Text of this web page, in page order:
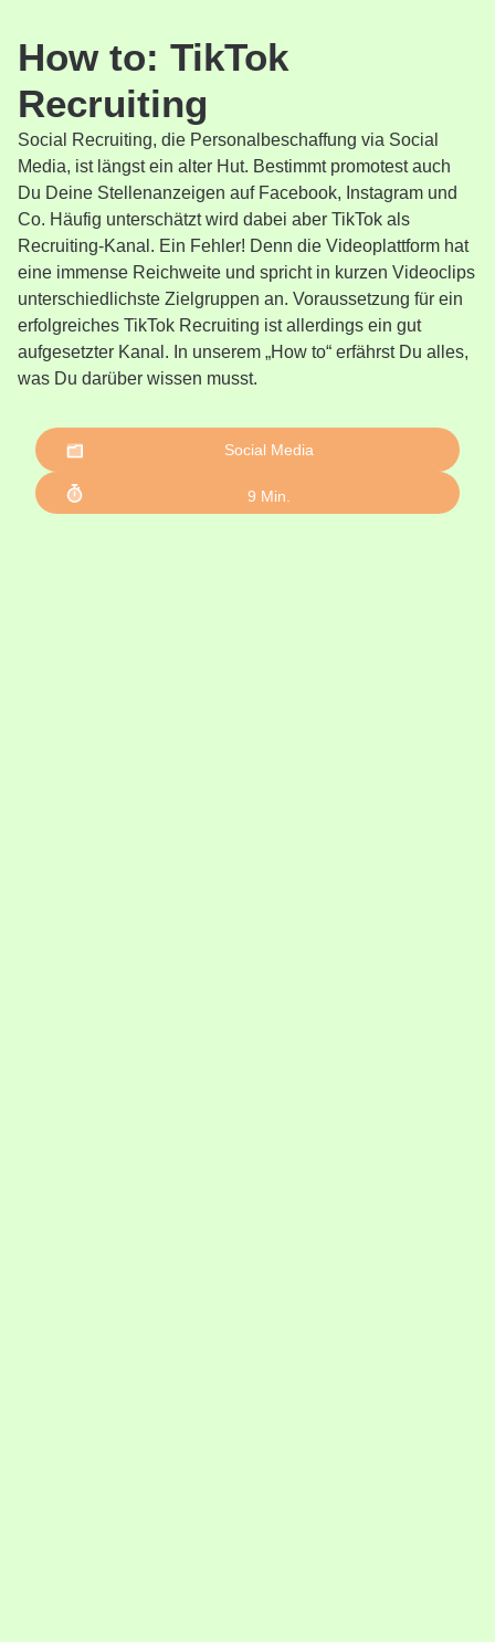
How to: TikTok
Recruiting
Social Recruiting, die Personalbeschaffung via Social
Media, ist längst ein alter Hut. Bestimmt promotest auch
Du Deine Stellenanzeigen auf Facebook, Instagram und
Co. Häufig unterschätzt wird dabei aber TikTok als
Recruiting-Kanal. Ein Fehler! Denn die Videoplattform hat
eine immense Reichweite und spricht in kurzen Videoclips
unterschiedlichste Zielgruppen an. Voraussetzung für ein
erfolgreiches TikTok Recruiting ist allerdings ein gut
aufgesetzter Kanal. In unserem „How to“ erfährst Du alles,
was Du darüber wissen musst.
Social Media
9 Min.